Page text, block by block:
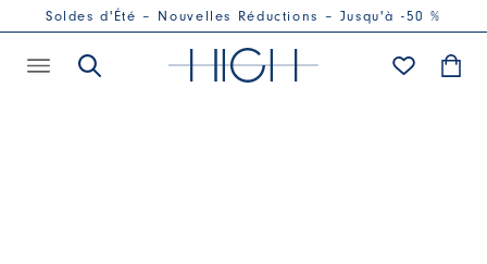
Soldes d'Été – Nouvelles Réductions – Jusqu'à -50 %